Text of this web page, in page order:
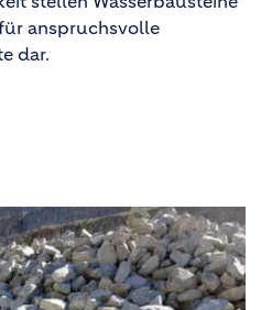
anspruchsvolle
dar.